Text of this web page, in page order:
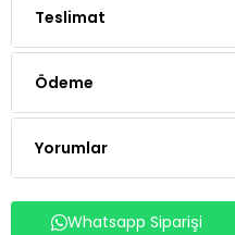
Teslimat
Ödeme
Yorumlar
Whatsapp Siparişi